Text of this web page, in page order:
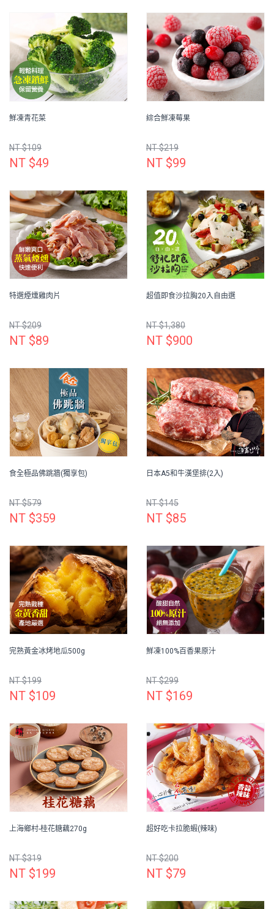
鮮凍青花菜
NT $109
NT $49
綜合鮮凍莓果
NT $219
NT $99
特選煙燻雞肉片
NT $209
NT $89
超值即食沙拉胸20入自由選
NT $1,380
NT $900
食全極品佛跳牆(獨享包)
NT $579
NT $359
日本A5和牛漢堡排(2入)
NT $145
NT $85
完熟黃金冰烤地瓜500g
NT $199
NT $109
鮮凍100%百香果原汁
NT $299
NT $169
上海鄉村-桂花糖藕270g
NT $319
NT $199
超好吃卡拉脆蝦(辣味)
NT $200
NT $79